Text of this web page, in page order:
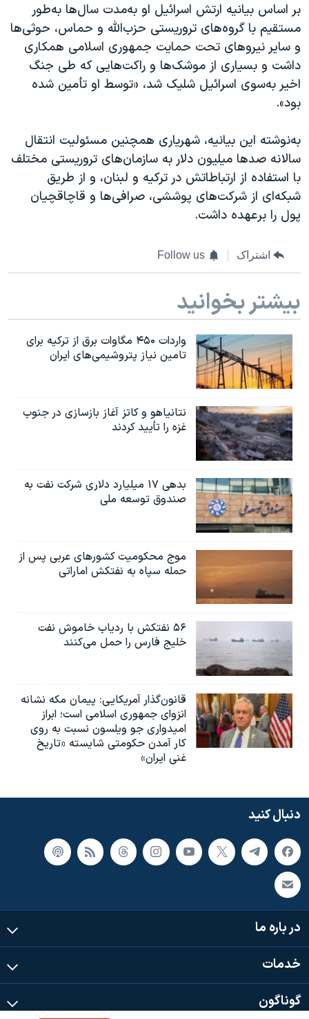
بر اساس بیانیه ارتش اسرائیل او به‌مدت سال‌ها به‌طور
مستقیم با گروه‌های تروریستی حزب‌الله و حماس، حوثی‌ها
و سایر نیروهای تحت حمایت جمهوری اسلامی همکاری
داشت و بسیاری از موشک‌ها و راکت‌هایی که طی جنگ
اخیر به‌سوی اسرائیل شلیک شد، «توسط او تأمین شده
بود».
به‌نوشته این بیانیه، شهریاری همچنین مسئولیت انتقال
سالانه صدها میلیون دلار به سازمان‌های تروریستی مختلف
با استفاده از ارتباطاتش در ترکیه و لبنان، و از طریق
شبکه‌ای از شرکت‌های پوششی، صرافی‌ها و قاچاقچیان
پول را برعهده داشت.
اشتراک Follow us
بیشتر بخوانید
واردات ۴۵۰ مگاوات برق از ترکیه برای
تامین نیاز پتروشیمی‌های ایران
نتانیاهو و کاتز آغاز بازسازی در جنوب
غزه را تأیید کردند
بدهی ۱۷ میلیارد دلاری شرکت نفت به
صندوق توسعه ملی
موج محکومیت کشورهای عربی پس از
حمله سپاه به نفتکش اماراتی
۵۶ نفتکش با ردیاب خاموش نفت
خلیج فارس را حمل می‌کنند
قانون‌گذار آمریکایی: پیمان مکه نشانه
انزوای جمهوری اسلامی است؛ ابراز
امیدواری جو ویلسون نسبت به روی
کار آمدن حکومتی شایسته «تاریخ
غنی ایران»
دنبال کنید
در باره ما
خدمات
گوناگون